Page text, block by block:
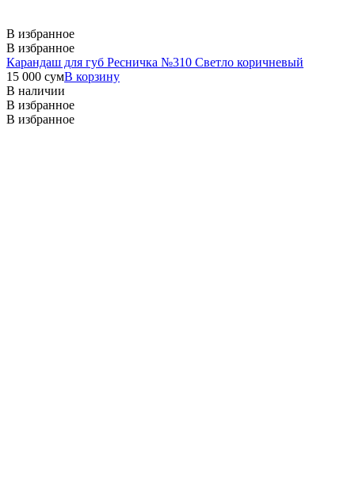
В избранное
В избранное
Карандаш для губ Ресничка №310 Светло коричневый
15 000 сумВ корзину
В наличии
В избранное
В избранное